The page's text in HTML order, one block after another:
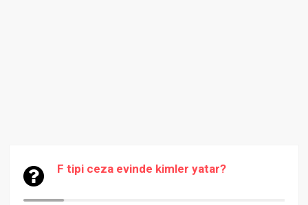
F tipi ceza evinde kimler yatar?